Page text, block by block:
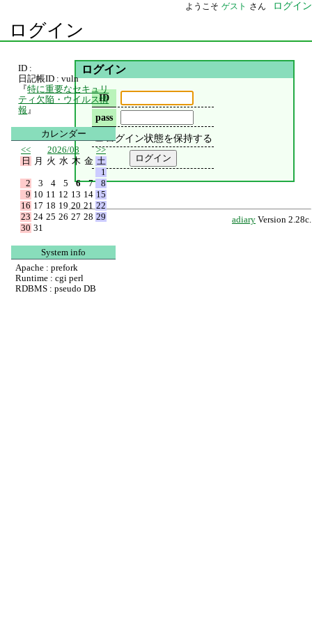
ようこそ ゲスト さん ログイン
ログイン
ログイン
ID
pass
ログイン状態を保持する
adiary Version 2.28c.
ID :
日記帳ID : vuln
『特に重要なセキュリ
ティ欠陥・ウイルス情
報 』
カレンダー
<<
2026/08
>>
日
月 火 水 木 金 土
1
2
3 4 5 6 7
8
9 10 11 12 13 14 15
16 17 18 19 20 21 22
23 24 25 26 27 28 29
30 31
System info
Apache : prefork
Runtime : cgi perl
RDBMS : pseudo DB